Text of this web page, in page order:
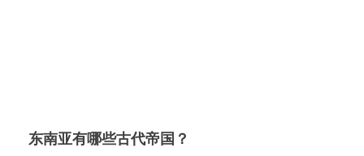
东南亚有哪些古代帝国？